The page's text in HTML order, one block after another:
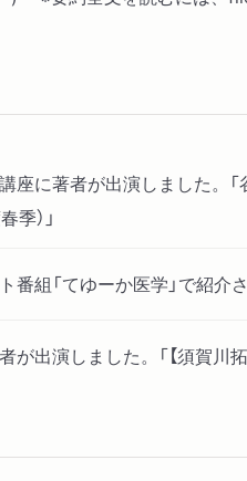
座に著者が出演しました。「
季）」
番組「てゆーか医学」で紹介
が出演しました。「【須賀川
」